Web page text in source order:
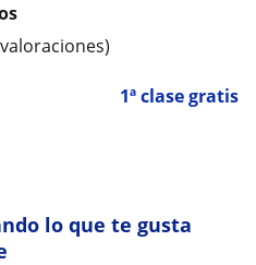
1ª clase gratis
lo que te gusta